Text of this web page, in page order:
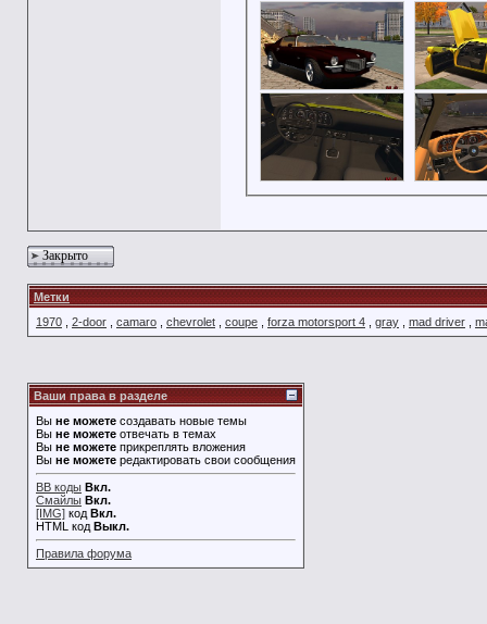
Закрыто
Метки
1970
2-door camaro chevrolet coupe forza motorsport 4 gray mad driver
Ваши права в разделе
Вы не можете создавать новые темы
Вы не можете отвечать в темах
Вы не можете прикреплять вложения
Вы не можете редактировать свои сообщения
BB коды Вкл.
Смайлы Вкл.
[IMG] код Вкл.
HTML код Выкл.
Правила форума